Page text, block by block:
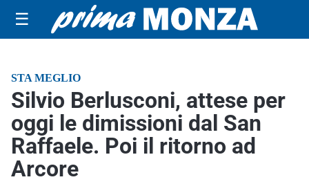
☰
STA MEGLIO
Silvio Berlusconi, attese per
oggi le dimissioni dal San
Raffaele. Poi il ritorno ad
Arcore